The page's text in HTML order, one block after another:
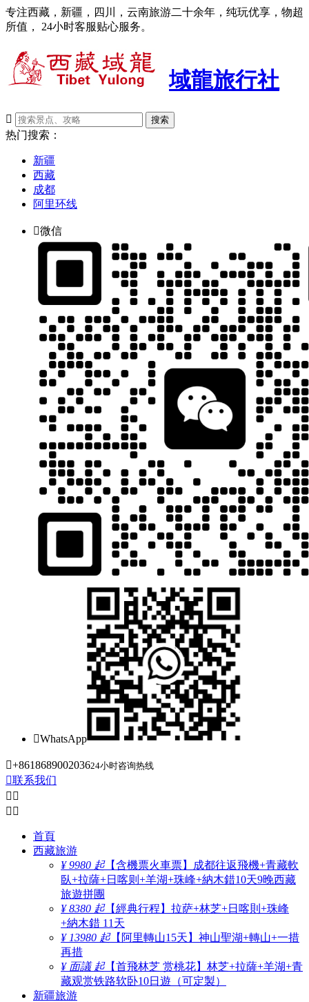
专注西藏，新疆，四川，云南旅游二十余年，纯玩优享，物超
所值， 24小时客服贴心服务。
域龍旅行社
 搜索
热门搜索：
新疆
西藏
成都
阿里环线
微信
WhatsApp
+861868900203624小时咨询热线
联系我们
 
 
首頁
西藏旅游
¥ 9980 起【含機票火車票】成都往返飛機+青藏軟
臥+拉薩+日喀则+羊湖+珠峰+納木錯10天9晚西藏
旅遊拼團
¥ 8380 起【經典行程】拉萨+林芝+日喀則+珠峰
+納木錯 11天
¥ 13980 起【阿里轉山15天】神山聖湖+轉山+一措
再措
¥ 面議 起【首飛林芝 赏桃花】林芝+拉薩+羊湖+青
藏观赏铁路软卧10日遊（可定製）
新疆旅游